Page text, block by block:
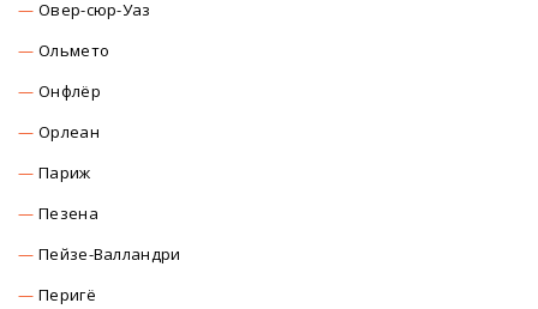
Овер-сюр-Уаз
Ольмето
Онфлёр
Орлеан
Париж
Пезена
Пейзе-Валландри
Перигё